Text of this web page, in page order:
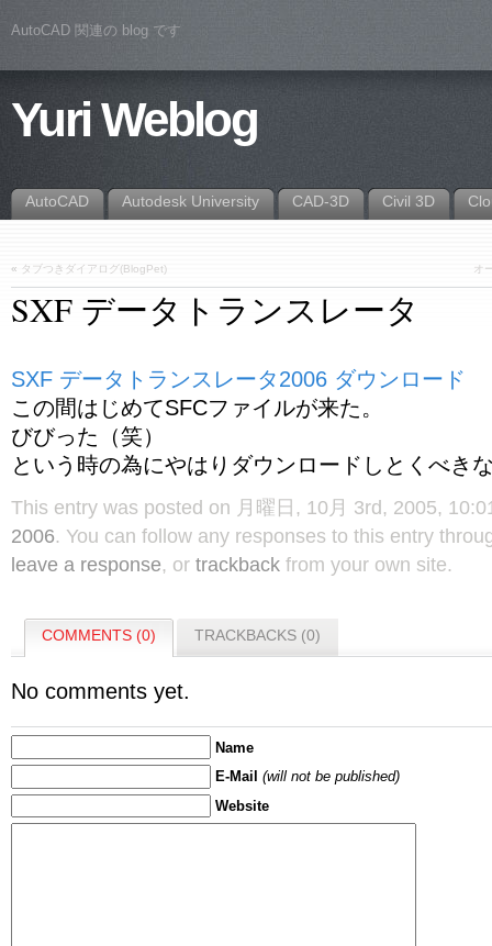
AutoCAD 関連の blog です
Yuri Weblog
AutoCAD Autodesk University CAD-3D Civil 3D
« タブつきダイアログ(BlogPet) オ
SXF データトランスレータ
SXF データトランスレータ2006 ダウンロード
この間はじめてSFCファイルが来た。
びびった（笑）
という時の為にやはりダウンロードしとくべき
This entry was posted on 月曜日, 10月 3rd, 2005,
2006. You can follow any responses to this entry
leave a response, or trackback from your own site.
COMMENTS (0) TRACKBACKS (0)
No comments yet.
Name
E-Mail(will not be published)
Website